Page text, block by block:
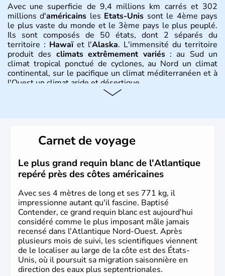
Avec une superficie de 9,4 millions km carrés et 302
millions d'américains les Etats-Unis sont le 4ème pays
le plus vaste du monde et le 3ème pays le plus peuplé.
Ils sont composés de 50 états, dont 2 séparés du
territoire : Hawaïet l'Alaska. L'immensité du territoire
produit des climats extrêmement variés: au Sud un
climat tropical ponctué de cyclones, au Nord un climat
continental, sur le pacifique un climat méditerranéen et à
l'Ouest un climat aride et désertique.
Plusieurs populations se sont succédées avant l'arrivée
des européens, suite à la découverte du continent par
Christophe Colomb en 1492. Les 13 colonies
britanniques proclament la Déclaration d'indépendance
en 1776 et adoptent leur première constitution en 1787.
La conquête de l'Ouest marque ensuite l'entrée dans une
phase de développement intense.
Carnet de voyage
Le plus grand requin blanc de l'Atlantique
repéré près des côtes américaines
Avec ses 4 mètres de long et ses 771 kg, il
impressionne autant qu'il fascine. Baptisé
Contender, ce grand requin blanc est aujourd'hui
considéré comme le plus imposant mâle jamais
recensé dans l'Atlantique Nord-Ouest. Après
plusieurs mois de suivi, les scientifiques viennent
de le localiser au large de la côte est des États-
Unis, où il poursuit sa migration saisonnière en
direction des eaux plus septentrionales.